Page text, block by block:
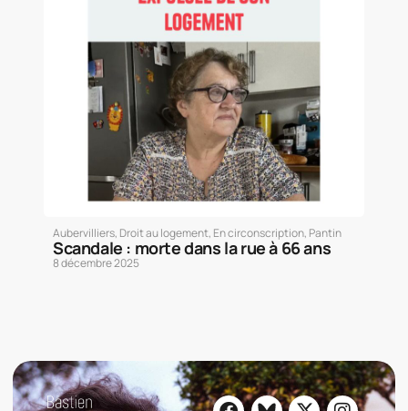
Aubervilliers, Droit au logement, En circonscription, Pantin
Scandale : morte dans la rue à 66 ans
8 décembre 2025